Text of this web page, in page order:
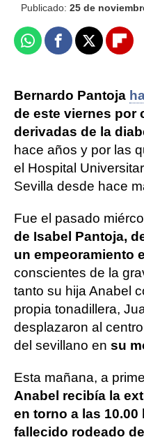
Publicado: 25 de
WhatsappFacebook
X
Bernardo Pantoja
de este viernes por
derivadas de la
hace años y por las
el Hospital
Sevilla desde hace
Fue el pasado
de Isabel Pantoja,
un empeoramiento
conscientes de la
tanto su hija Anabel
propia tonadillera,
desplazaron al
del sevillano en su
Esta mañana, a
Anabel recibía la
en torno a las
fallecido rodeado